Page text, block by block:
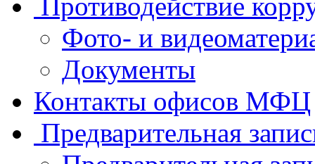
Противодействие
Фото- и
Документы
Контакты офисов МФЦ
Предварительная